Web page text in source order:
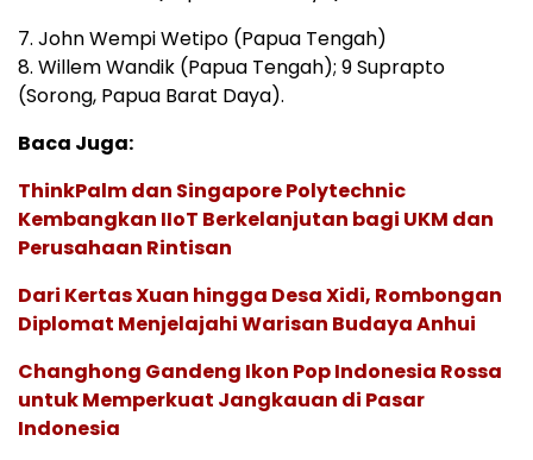
7. John Wempi Wetipo (Papua Tengah)
8. Willem Wandik (Papua Tengah); 9 Suprapto
(Sorong, Papua Barat Daya).
Baca Juga:
ThinkPalm dan Singapore Polytechnic
Kembangkan IIoT Berkelanjutan bagi UKM dan
Perusahaan Rintisan
Dari Kertas Xuan hingga Desa Xidi, Rombongan
Diplomat Menjelajahi Warisan Budaya Anhui
Changhong Gandeng Ikon Pop Indonesia Rossa
untuk Memperkuat Jangkauan di Pasar
Indonesia